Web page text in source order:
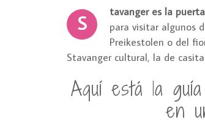
S tavanger es la
para visitar algunos
Preikestolen o del
Stavanger cultural, la de
Aquí está la
en